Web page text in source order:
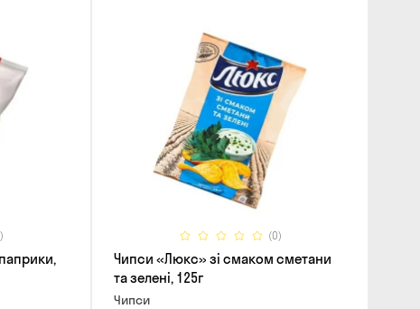
(0)
Чипси «Люкс» зі смаком сметани
та зелені, 125г
Чипси